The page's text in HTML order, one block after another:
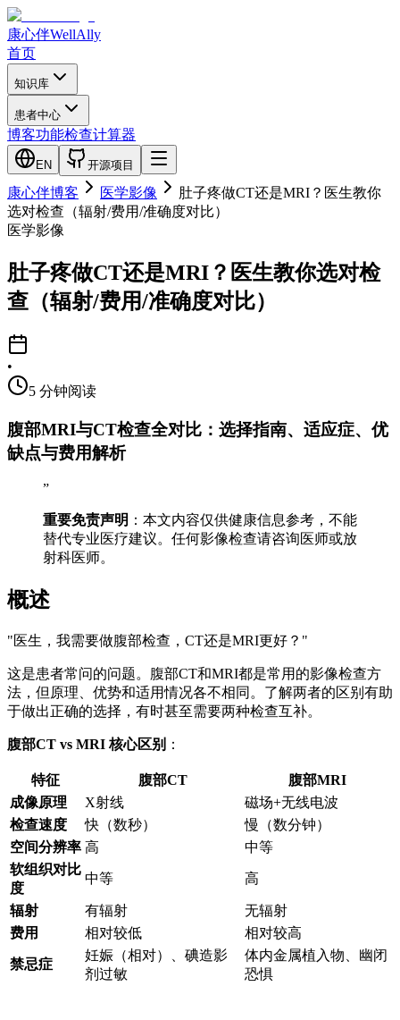
康心伴WellAlly
首页
知识库
患者中心
博客功能检查计算器
EN 开源项目
康心伴博客 医学影像
肚子疼做CT还是MRI？医生教你
选对检查（辐射/费用/准确度对比）
医学影像
肚子疼做CT还是MRI？医生教你选对检
查（辐射/费用/准确度对比）
•
5 分钟阅读
腹部MRI与CT检查全对比：选择指南、适应症、优
缺点与费用解析
”
重要免责声明 ：本文内容仅供健康信息参考，不能
替代专业医疗建议。任何影像检查请咨询医师或放
射科医师。
概述
"医生，我需要做腹部检查，CT还是MRI更好？"
这是患者常问的问题。腹部CT和MRI都是常用的影像检查方
法，但原理、优势和适用情况各不相同。了解两者的区别有助
于做出正确的选择，有时甚至需要两种检查互补。
腹部CT vs MRI 核心区别 ：
特征 腹部CT
腹部MRI
成像原理
X射线
磁场+无线电波
检查速度
快（数秒）
慢（数分钟）
空间分辨率 高
中等
软组织对比
度
中等 高
辐射 有辐射
无辐射
费用
相对较低 相对较高
禁忌症
妊娠（相对）、碘造影
剂过敏
体内金属植入物、幽闭
恐惧